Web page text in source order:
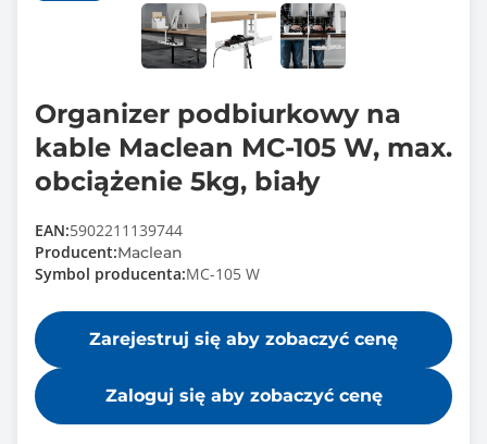
Organizer podbiurkowy na
kable Maclean MC-105 W, max.
obciążenie 5kg, biały
EAN:5902211139744
Producent:Maclean
Symbol producenta:MC-105 W
Zarejestruj się aby zobaczyć cenę
Zaloguj się aby zobaczyć cenę